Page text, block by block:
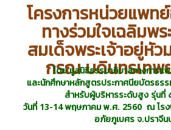
โครงการหน่วยแพทย์
ทางร่วมใจเฉลิมพ
สมเด็จพระเจ้าอยู่หัว
กรณ บดินทรเทพ
โดย มูลนิธิธรรมาภิบาลทางการ
และนักศึกษาหลักสูตรประกาศนียบัตรธร
สำหรับผู้บริหารระดับสูง รุ่น
วันที่ 13-14 พฤษภาคม พ.ศ. 2560 ณ โรง
อภัยภูเบศร จ.ปราจีน